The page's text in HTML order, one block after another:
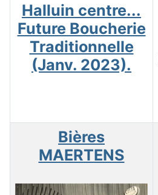
Halluin centre...
Future Boucherie
Traditionnelle
(Janv. 2023).
Bières
MAERTENS